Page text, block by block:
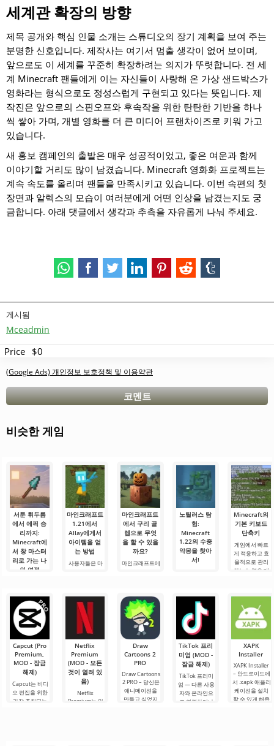
세계관 확장의 방향
제목 공개와 핵심 인물 소개는 스튜디오의 장기 계획을 보여 주는
분명한 신호입니다. 제작사는 여기서 멈출 생각이 없어 보이며,
앞으로도 이 세계를 꾸준히 확장하려는 의지가 뚜렷합니다. 전 세
계 Minecraft 팬들에게 이는 자신들이 사랑해 온 가상 샌드박스가
영화라는 형식으로도 정성스럽게 구현되고 있다는 뜻입니다. 제
작진은 앞으로의 스핀오프와 후속작을 위한 탄탄한 기반을 하나
씩 쌓아 가며, 개별 영화를 더 큰 미디어 프랜차이즈로 키워 가고
있습니다.
새 홍보 캠페인의 출발은 매우 성공적이었고, 좋은 여운과 함께
이야기할 거리도 많이 남겼습니다. Minecraft 영화화 프로젝트는
계속 속도를 올리며 팬들을 만족시키고 있습니다. 이번 속편의 첫
장면과 알렉스의 모습이 여러분에게 어떤 인상을 남겼는지도 궁
금합니다. 아래 댓글에서 생각과 추측을 자유롭게 나눠 주세요.
게시됨
Mceadmin
Price $0
(Google Ads) 개인정보 보호정책 및 이용약관
코멘트
비슷한 게임
서툰 휘두름
에서 에픽 승
리까지:
Minecraft에
서 창 마스터
리로 가는 나
의 여정
가 여러분! 오늘
저는 상상의 흰
가운을 입기로
했습니다 그리
마인크래프트
1.21에서
Allay에게서
아이템을 얻
는 방법
사용자들은 마
하는 데 도움을
주며, 그와 친구
가 되어야 한다
는 것을 알고 있
습니다. 그가 도
움을 주도록.
마인크래프트
에서 구리 골
렘으로 무엇
을 할 수 있을
까요?
마인크래프트에
크래프트 세계
에서는 항상 무
언가가 일어납
니다: 새로운 블
록, 신비로운 생
물 군계, 그리고.
노틸러스 탐
험:
Minecraft
1.22의 수중
악몽을 찾아
서!
글을 쓰는 동안
에도 감정이 북
받쳐 오릅니다.
오늘은 단순한
리뷰가 아닙니
다 — 이것은 저
의.
Minecraft의
기본 키보드
단축키
게임에서 빠르
게 적응하고 효
율적으로 관리
하는 능력은 매
Minecraft의 기
본 키를 사용하
면 필요한 요소
를 선택하고, 기
능, 인벤토리 또
는 주변 물체와
Capcut (Pro
Premium,
MOD - 잠금
해제)
Capcut는 비디
오 편집을 위한
가장 추천되는
Netflix
Premium
(MOD - 모든
것이 열려 있
음)
Netflix
Premium는 안
Draw
Cartoons 2
PRO
Draw Cartoons
2 PRO – 당신은
애니메이션을
만들고 싶었지
TikTok 프리
미엄 (MOD -
잠금 해제)
TikTok 프리미
엄 — 다른 사용
자와 온라인으
로 연결하거나
XAPK
Installer
XAPK Installer
– 안드로이드에
서 .xapk 애플리
케이션을 설치
할 수 있게 해줍